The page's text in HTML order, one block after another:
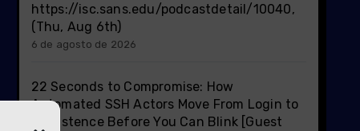
https://isc.sans.edu/podcastdetail/10040,
(Thu, Aug 6th)
6 de agosto de 2026
22 Seconds to Compromise: How
Automated SSH Actors Move From Login to
Persistence Before You Can Blink [Guest